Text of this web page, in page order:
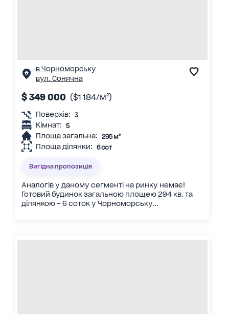
в Чорноморську
вул. Сонячна
$ 349 000 ($1 184/м²)
Поверхів: 3
Кімнат: 5
Площа загальна: 295 м²
Площа ділянки: 6 сот
Вигідна пропозиція
Аналогів у даному сегменті на ринку немає!
Готовий будинок загальною площею 294 кв. та
ділянкою – 6 соток у Чорноморську...